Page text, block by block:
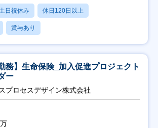
日祝休み 休日120日以上
賞与あり
務】生命保険_加入促進プロジェクト
ー
プロセスデザイン株式会社